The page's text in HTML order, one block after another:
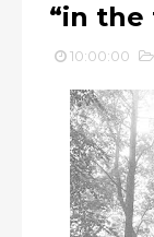
“in the
10:00:00